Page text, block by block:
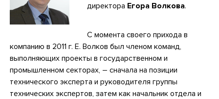
директора Егора Волкова.
С момента своего прихода в
компанию в 2011 г. Е. Волков был членом команд,
выполняющих проекты в государственном и
промышленном секторах, – сначала на позиции
технического эксперта и руководителя группы
технических экспертов, затем как начальник отдела и